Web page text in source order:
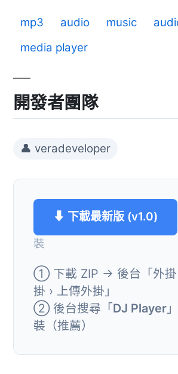
mp3 audio music
media player
開發者團隊
👤 veradeveloper
⬇ 下載最新版 (v1.0)
裝
① 下載 ZIP → 後台「外掛
掛 › 上傳外掛」
② 後台搜尋「DJ Player
裝（推薦）